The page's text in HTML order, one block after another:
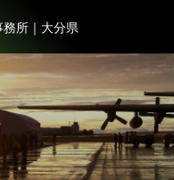
所｜大分県